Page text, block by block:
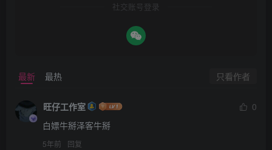
社交账号登录
最新 最热 只看作者
旺仔工作室
0
白嫖牛掰泽客牛掰
5年前 回复